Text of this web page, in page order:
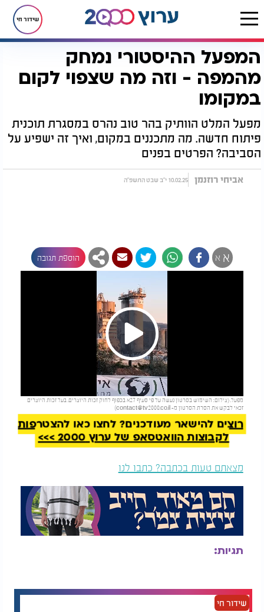
שידור חי
דף הבית חדשות חדשות בארץ המפעל ההיסטורי נמחק מהמפה - וזה מה שצפוי לקום במקומו​
המפעל ההיסטורי נמחק
מהמפה - וזה מה שצפוי לקום
במקומו​
מפעל המלט הוותיק בהר טוב נהרס במסגרת תוכנית
פיתוח חדשה. מה מתכננים במקום, ואיך זה ישפיע על
הסביבה? הפרטים בפנים
אביחי רוזנמן 10.02.25 י"ב שבט התשפ"ה
א א הוספת תגובה
Play
Video
מפעל. (צילום: השימוש בסרטון נעשה על פי סעיף 27א בכפוף לחוק זכות היוצרים. בעל זכות היוצרים
זכאי לבקש את הסרת הסרטון מ- contact@tv2000.co.il
)
להמשך קריאה
רוצים להישאר מעודכנים? לחצו כאן להצטרפות
לקבוצות הוואטסאפ של ערוץ 2000 >>>
מצאתם טעות בכתבה? כתבו לנו
תגיות:
שידור חי